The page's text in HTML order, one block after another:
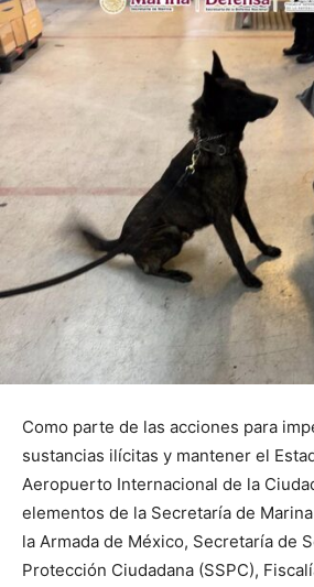
Como parte de las acciones para
sustancias ilícitas y mantener el
Aeropuerto Internacional de la
elementos de la Secretaría de
la Armada de México, Secretaría de
Protección Ciudadana (SSPC),